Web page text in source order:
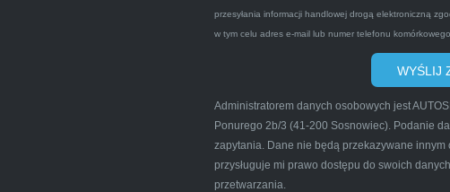
sprzedałam swoją wysłużoną corsinę tego samego dnia miły
wypisał dokumenty i wypłacił gotówkę.Zdecydowanie mogę polecić
przesyłania informacji handlowej drogą elektroniczną
w tym celu adres e-mail lub numer telefonu komórkowego.
Administratorem danych osobowych jest
Ponurego 2b/3 (41-200 Sosnowiec). Podanie
zapytania. Dane nie będą przekazywane innym
przysługuje mi prawo dostępu do swoich
przetwarzania.